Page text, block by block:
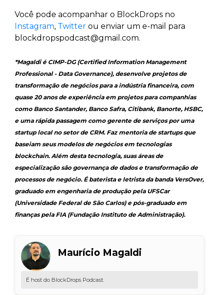
Você pode acompanhar o BlockDrops no
Instagram, Twitter ou enviar um e-mail para
blockdropspodcast@gmail.com.
*Magaldi é CIMP-DG (Certified Information Management
Professional - Data Governance), desenvolve projetos de
transformação de negócios para a indústria financeira, com
quase 20 anos de experiência em projetos para companhias
como Banco Santander, Banco Safra, Citibank, Banorte, HSBC,
e uma rápida passagem como gerente de serviços por uma
startup local no setor de CRM. Faz mentoria de startups que
baseiam seus modelos de negócios em tecnologias
blockchain. Além desta tecnologia, suas áreas de
especialização são governança de dados e transformação de
processos de negócio. É baterista e letrista da banda VersOver,
graduado em engenharia de produção pela UFSCar
(Universidade Federal de São Carlos) e pós-graduado em
finanças pela FIA (Fundação Instituto de Administração).
Maurício Magaldi
É host do BlockDrops Podcast.